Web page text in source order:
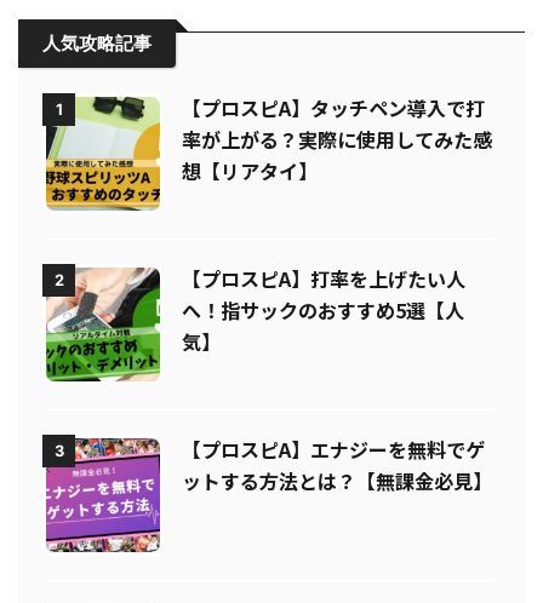
人気攻略記事
1
【プロスピA】タッチペン導入で打
率が上がる？実際に使用してみた感
想【リアタイ】
2
【プロスピA】打率を上げたい人
へ！指サックのおすすめ5選【人
気】
3
【プロスピA】エナジーを無料でゲ
ットする方法とは？【無課金必見】